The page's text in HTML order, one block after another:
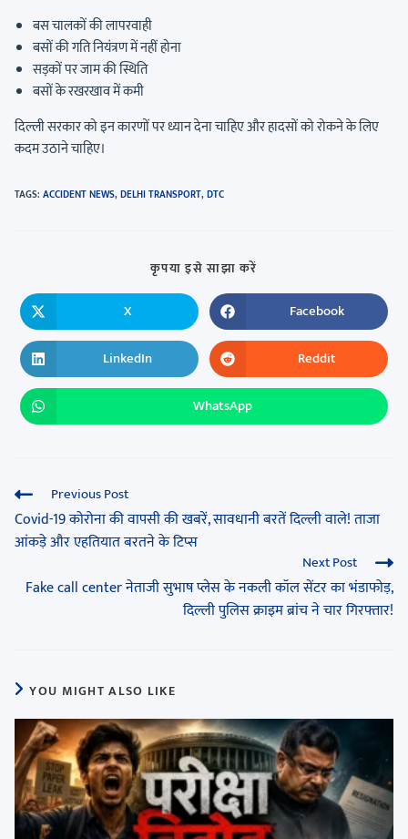
बस चालकों की लापरवाही
बसों की गति नियंत्रण में नहीं होना
सड़कों पर जाम की स्थिति
बसों के रखरखाव में कमी
दिल्ली सरकार को इन कारणों पर ध्यान देना चाहिए और हादसों को रोकने के लिए
कदम उठाने चाहिए।
TAGS: ACCIDENT NEWS,DELHI TRANSPORT,DTC
कृपया इसे साझा करें
X Facebook
LinkedIn Reddit
WhatsApp
Previous Post
Covid-19 कोरोना की वापसी की खबरें, सावधानी बरतें दिल्ली वाले! ताजा
आंकड़े और एहतियात बरतने के टिप्स
Next Post
Fake call center नेताजी सुभाष प्लेस के नकली कॉल सेंटर का भंडाफोड़,
दिल्ली पुलिस क्राइम ब्रांच ने चार गिरफ्तार!
YOU MIGHT ALSO LIKE